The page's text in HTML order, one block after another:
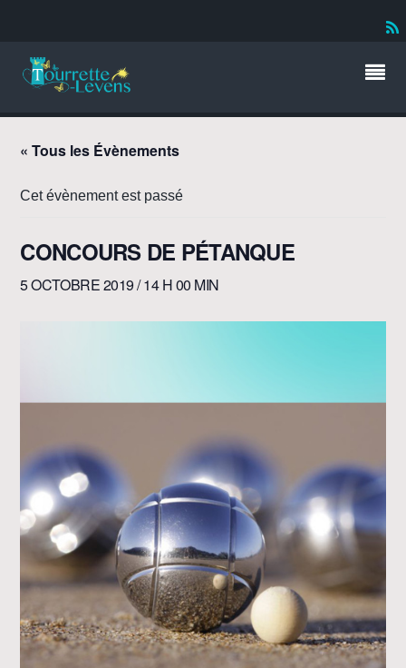
« Tous les Évènements
Cet évènement est passé
CONCOURS DE PÉTANQUE
5 OCTOBRE 2019 / 14 H 00 MIN